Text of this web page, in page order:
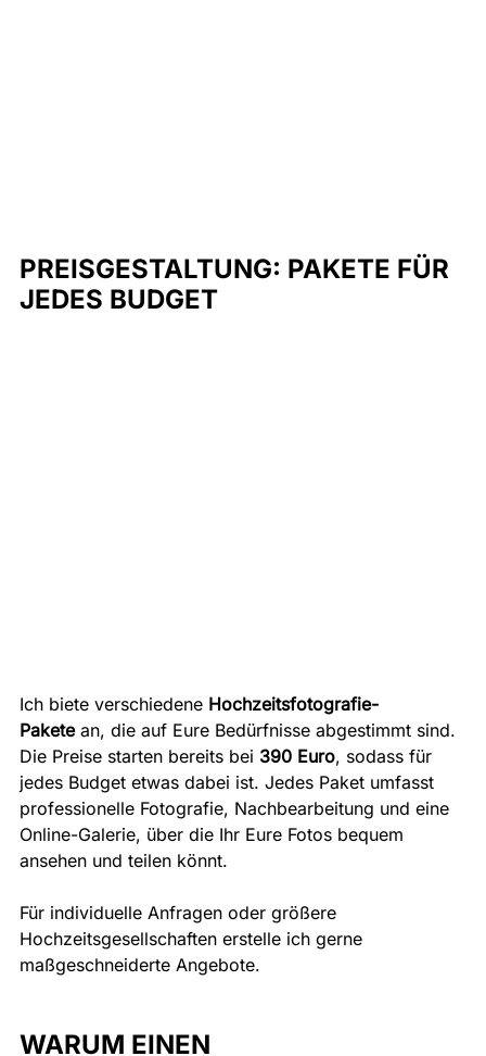
PREISGESTALTUNG: PAKETE FÜR
JEDES BUDGET
Ich biete verschiedene Hochzeitsfotografie-
Pakete an, die auf Eure Bedürfnisse abgestimmt sind.
Die Preise starten bereits bei 390 Euro, sodass für
jedes Budget etwas dabei ist. Jedes Paket umfasst
professionelle Fotografie, Nachbearbeitung und eine
Online-Galerie, über die Ihr Eure Fotos bequem
ansehen und teilen könnt.
Für individuelle Anfragen oder größere
Hochzeitsgesellschaften erstelle ich gerne
maßgeschneiderte Angebote.
WARUM EINEN